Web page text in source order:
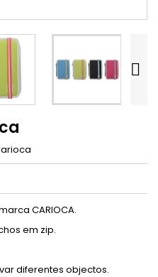

CARIOCA.
em zip.
diferentes objectos.